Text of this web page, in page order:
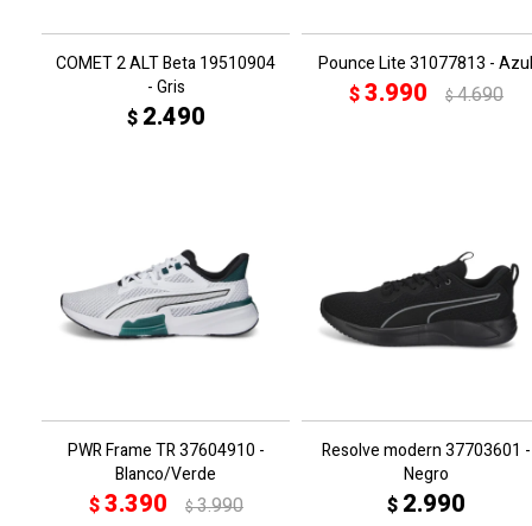
COMET 2 ALT Beta 19510904
- Gris
$ 2.490
Pounce Lite 31077813 - Azul
$3.990 $4.690
PWR Frame TR 37604910 -
Blanco/Verde
$3.390 $3.990
Resolve modern 37703601 -
Negro
$ 2.990